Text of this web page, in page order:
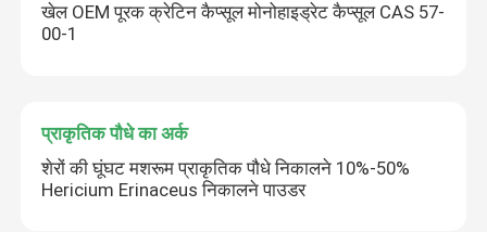
OEM पूरक
खेल OEM पूरक क्रेटिन कैप्सूल मोनोहाइड्रेट कैप्सूल CAS 57-
00-1
प्राकृतिक पौधे का अर्क
शेरों की घूंघट मशरूम प्राकृतिक पौधे निकालने 10%-50%
Hericium Erinaceus निकालने पाउडर